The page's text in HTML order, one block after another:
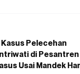
Kasus Pelecehan
di Pesantren
Usai Mandek